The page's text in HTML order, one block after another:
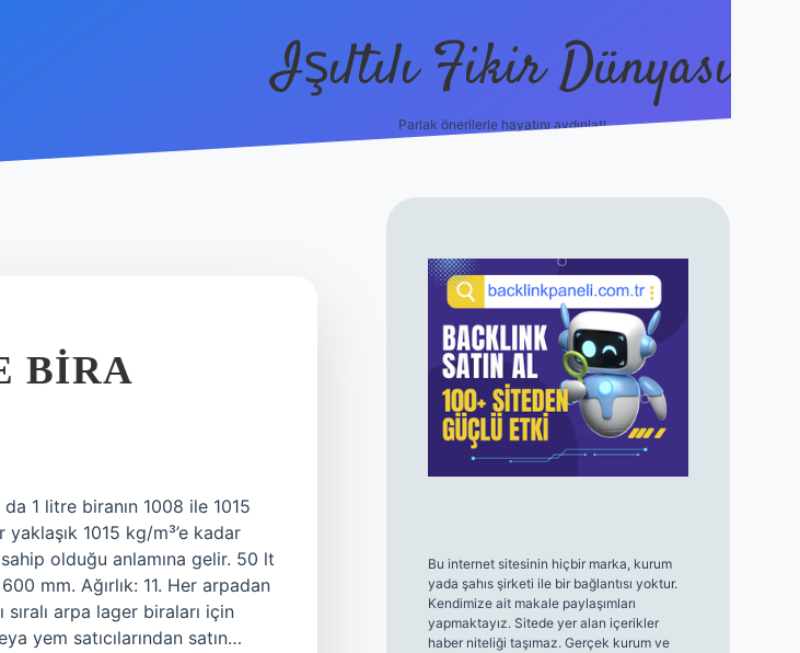
Işıltılı Fikir Dünyası
Parlak önerilerle hayatını aydınlat!
BIRA
1 litre biranın 1008 ile 1015
1015 kg/m³’e kadar
olduğu anlamına gelir. 50 lt
mm. Ağırlık: 11. Her arpadan
arpa lager biraları için
yem satıcılarından satın…
SIDEBAR
Bu internet sitesinin hiçbir marka, kurum
yada şahıs şirketi ile bir bağlantısı yoktur.
Kendimize ait makale paylaşımları
yapmaktayız. Sitede yer alan içerikler
haber niteliği taşımaz. Gerçek kurum ve
ilbet canlı